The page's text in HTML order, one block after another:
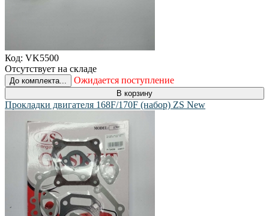
Код: VK5500
Отсутствует на складе
До комплекта... Ожидается поступление
В корзину
Прокладки двигателя 168F/170F (набор) ZS New